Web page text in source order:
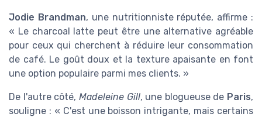
Jodie Brandman, une nutritionniste réputée, affirme :
« Le charcoal latte peut être une alternative agréable
pour ceux qui cherchent à réduire leur consommation
de café. Le goût doux et la texture apaisante en font
une option populaire parmi mes clients. »
De l'autre côté, Madeleine Gill, une blogueuse de Paris,
souligne : « C'est une boisson intrigante, mais certains